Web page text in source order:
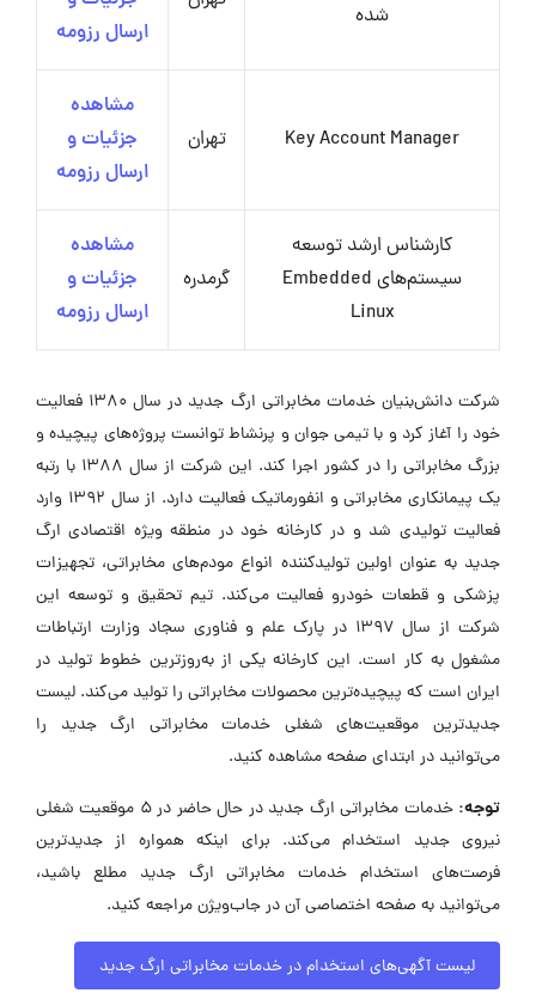
شده
ارسال رزومه
Key Account Manager تهران
مشاهده
جزئیات و
ارسال رزومه
کارشناس ارشد توسعه
سیستم‌های Embedded
Linux
گرمدره
مشاهده
جزئیات و
ارسال رزومه
شرکت دانش‌بنیان خدمات مخابراتی ارگ جدید در سال ۱۳۸۰ فعالیت
خود را آغاز کرد و با تیمی جوان و پرنشاط توانست پروژه‌های پیچیده و
بزرگ مخابراتی را در کشور اجرا کند. این شرکت از سال ۱۳۸۸ با رتبه
یک پیمانکاری مخابراتی و انفورماتیک فعالیت دارد. از سال ۱۳۹۲ وارد
فعالیت تولیدی شد و در کارخانه خود در منطقه ویژه اقتصادی ارگ
جدید به عنوان اولین تولیدکننده انواع مودم‌های مخابراتی، تجهیزات
پزشکی و قطعات خودرو فعالیت می‌کند. تیم تحقیق و توسعه این
شرکت از سال ۱۳۹۷ در پارک علم و فناوری سجاد وزارت ارتباطات
مشغول به کار است. این کارخانه یکی از به‌روزترین خطوط تولید در
ایران است که پیچیده‌ترین محصولات مخابراتی را تولید می‌کند. لیست
جدیدترین موقعیت‌های شغلی خدمات مخابراتی ارگ جدید را
می‌توانید در ابتدای صفحه مشاهده کنید.
توجه:
خدمات مخابراتی ارگ جدید در حال حاضر در ۵ موقعیت شغلی
نیروی جدید استخدام می‌کند. برای اینکه همواره از جدیدترین
فرصت‌های استخدام خدمات مخابراتی ارگ جدید مطلع باشید،
می‌توانید به صفحه اختصاصی آن در جاب‌ویژن مراجعه کنید.
لیست آگهی‌های استخدام در خدمات مخابراتی ارگ جدید